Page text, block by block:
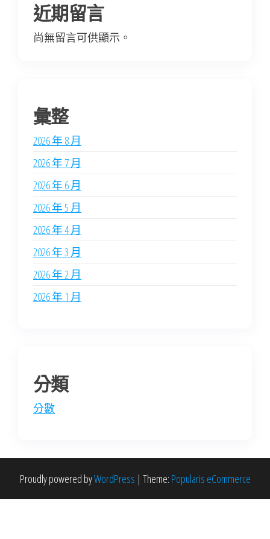
近期留言
尚無留言可供顯示。
彙整
2026 年 8 月
2026 年 7 月
2026 年 6 月
2026 年 5 月
2026 年 4 月
2026 年 3 月
2026 年 2 月
2026 年 1 月
分類
分數
Proudly powered byWordPress | Theme: Popularis eCommerce